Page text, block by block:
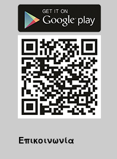
Επικοινωνία